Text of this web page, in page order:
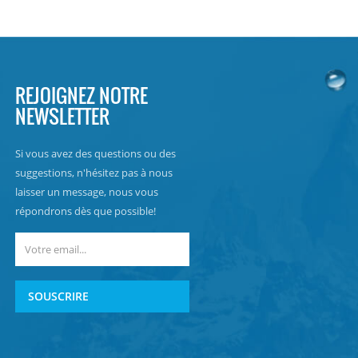
REJOIGNEZ NOTRE
NEWSLETTER
Si vous avez des questions ou des
suggestions, n'hésitez pas à nous
laisser un message, nous vous
répondrons dès que possible!
SOUSCRIRE